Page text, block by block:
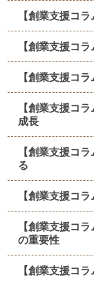
【創業支援コ
【創業支援コ
【創業支援コ
【創業支援コ
成長
【創業支援コ
る
【創業支援コ
【創業支援コ
の重要性
【創業支援コ